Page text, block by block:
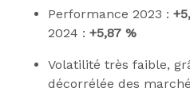
Performance 2023 :
2024 : +5,87 %
Volatilité très faible,
décorrélée des